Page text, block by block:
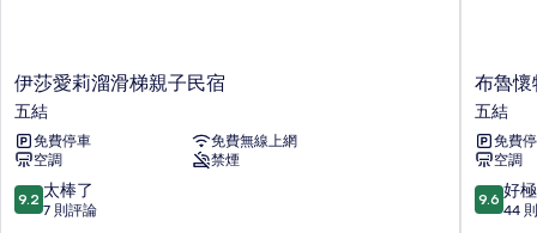
伊
莎
愛
莉
溜
滑
梯
伊莎愛莉溜滑梯親子民宿
五結
免費停車
免費無線上網
空調
禁煙
9.2
分，
9.2 太棒了
7 則評論
布
魯
懷
特
五
結
布魯懷
五結
免費
空調
9.6
分，
9.6 好
44